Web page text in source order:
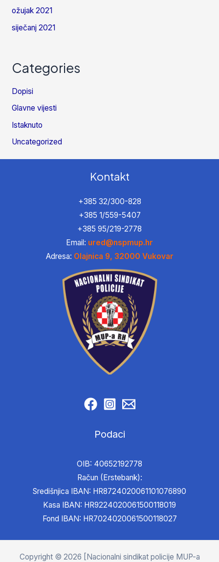
ožujak 2021
siječanj 2021
Categories
Dopisi
Glavne vijesti
Istaknuto
Uncategorized
Kontakt
+385 32/300-828
+385 1/559-5407
+385 95/219-2778
Email: ured@nspmup.hr
Adresa: Olajnica 9, 32000 Vukovar
Podaci
OIB: 40652192778
Račun (Erstebank):
Središnjica IBAN: HR8724020061101076890
Kasa IBAN: HR9224020061500118019
Fond IBAN: HR7024020061500118027
Copyright © 2026 [Nacionalni sindikat policije MUP-a